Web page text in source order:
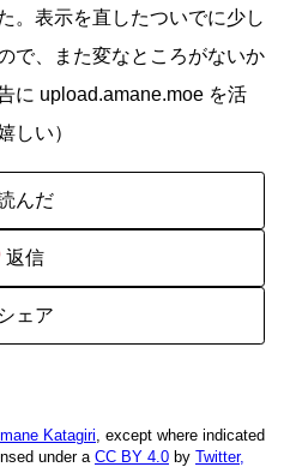
。表示を直したついでに少し
で、また変なところがないか
に upload.amane.moe を活
しい）
んだ
返信
ェア
Katagiri, except where indicated
under a CC BY 4.0 by Twitter,